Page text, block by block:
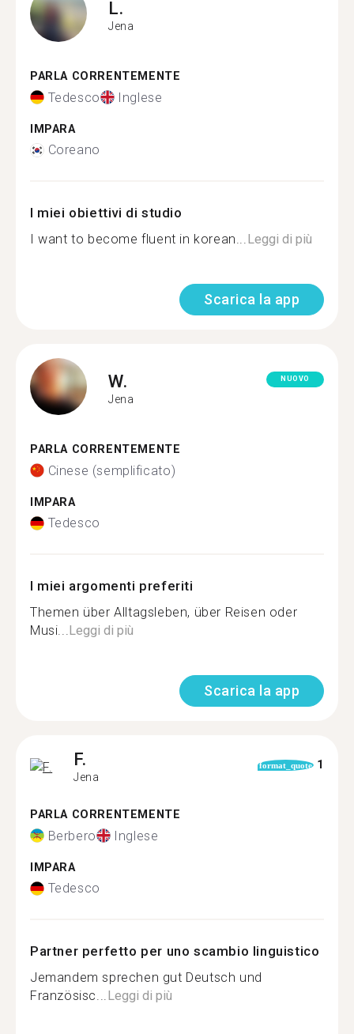
L.
Jena
PARLA CORRENTEMENTE
Tedesco Inglese
IMPARA
Coreano
I miei obiettivi di studio
I want to become fluent in korean...Leggi di più
Scarica la app
W.
Jena
NUOVO
PARLA CORRENTEMENTE
Cinese (semplificato)
IMPARA
Tedesco
I miei argomenti preferiti
Themen über Alltagsleben, über Reisen oder
Musi...Leggi di più
Scarica la app
F.
Jena
format_quote 1
PARLA CORRENTEMENTE
Berbero Inglese
IMPARA
Tedesco
Partner perfetto per uno scambio linguistico
Jemandem sprechen gut Deutsch und
Französisc...Leggi di più